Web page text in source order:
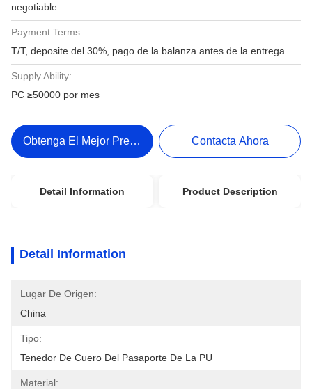
negotiable
Payment Terms:
T/T, deposite del 30%, pago de la balanza antes de la entrega
Supply Ability:
PC ≥50000 por mes
Obtenga El Mejor Precio Contacta Ahora
Detail Information Product Description
Detail Information
Lugar De Origen:
China
Tipo:
Tenedor De Cuero Del Pasaporte De La PU
Material: